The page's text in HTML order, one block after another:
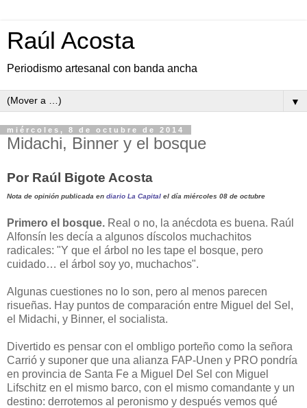
Raúl Acosta
Periodismo artesanal con banda ancha
▼
miércoles, 8 de octubre de 2014
Midachi, Binner y el bosque
Por Raúl Bigote Acosta
Nota de opinión publicada en diario La Capital el día miércoles 08 de octubre
Primero el bosque. Real o no, la anécdota es buena. Raúl
Alfonsín les decía a algunos díscolos muchachitos
radicales: "Y que el árbol no les tape el bosque, pero
cuidado… el árbol soy yo, muchachos".
Algunas cuestiones no lo son, pero al menos parecen
risueñas. Hay puntos de comparación entre Miguel del Sel,
el Midachi, y Binner, el socialista.
Divertido es pensar con el ombligo porteño como la señora
Carrió y suponer que una alianza FAP-Unen y PRO pondría
en provincia de Santa Fe a Miguel Del Sel con Miguel
Lifschitz en el mismo barco, con el mismo comandante y un
destino: derrotemos al peronismo y después vemos qué